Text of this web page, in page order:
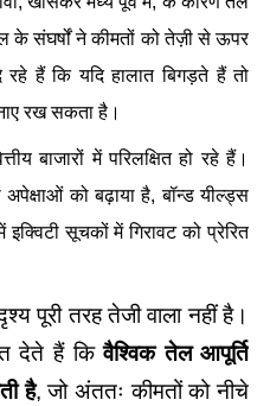
के संघर्षों ने कीमतों को तेज़ी से ऊपर
हैं कि यदि हालात बिगड़ते हैं तो
रख सकता है।
बाजारों में परिलक्षित हो रहे हैं।
को बढ़ाया है, बॉन्ड यील्ड्स
सूचकों में गिरावट को प्रेरित
पूरी तरह तेजी वाला नहीं है।
देते हैं कि वैश्विक तेल आपूर्ति
है, जो अंततः कीमतों को नीचे